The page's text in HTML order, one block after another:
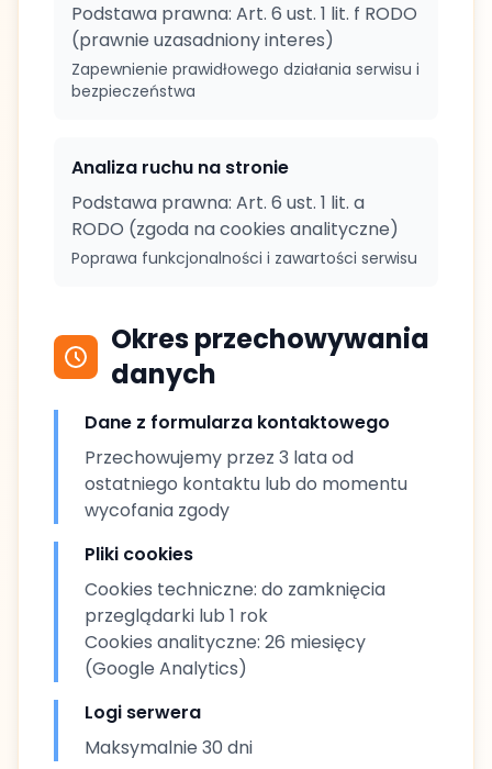
Podstawa prawna: Art. 6 ust. 1 lit. f RODO
(prawnie uzasadniony interes)
Zapewnienie prawidłowego działania serwisu i
bezpieczeństwa
Analiza ruchu na stronie
Podstawa prawna: Art. 6 ust. 1 lit. a
RODO (zgoda na cookies analityczne)
Poprawa funkcjonalności i zawartości serwisu
Okres przechowywania
danych
Dane z formularza kontaktowego
Przechowujemy przez 3 lata od
ostatniego kontaktu lub do momentu
wycofania zgody
Pliki cookies
Cookies techniczne: do zamknięcia
przeglądarki lub 1 rok
Cookies analityczne: 26 miesięcy
(Google Analytics)
Logi serwera
Maksymalnie 30 dni